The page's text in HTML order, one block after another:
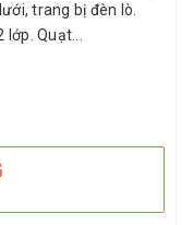
trang bị đèn lò.
Quạt...